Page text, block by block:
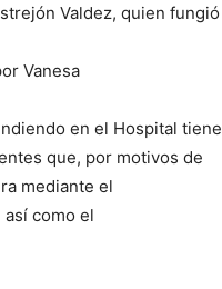
Valdez, quien fungió
Vanesa
en el Hospital tiene
que, por motivos de
mediante el
como el